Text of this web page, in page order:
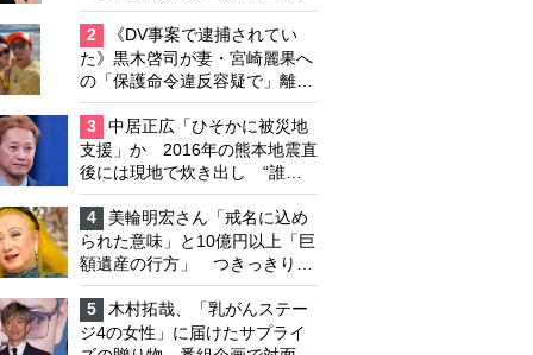
逮捕で始まる「夫婦の闘争」
2
《DV事案で逮捕されてい
た》黒木啓司が妻・宮崎麗果へ
の「保護命令違反容疑で」離婚
協議は「第二ステージ」へ
3
中居正広「ひそかに被災地
支援」か 2016年の熊本地震直
後には現地で炊き出し “誰に
も知られなくて良い”と、むし
ろ強まる福祉活動への思い
4
美輪明宏さん「戒名に込め
られた意味」と10億円以上「巨
額遺産の行方」 つきっきりで
私生活をサポートしていた元俳
優が相続か
5
木村拓哉、「乳がんステー
ジ4の女性」に届けたサプライ